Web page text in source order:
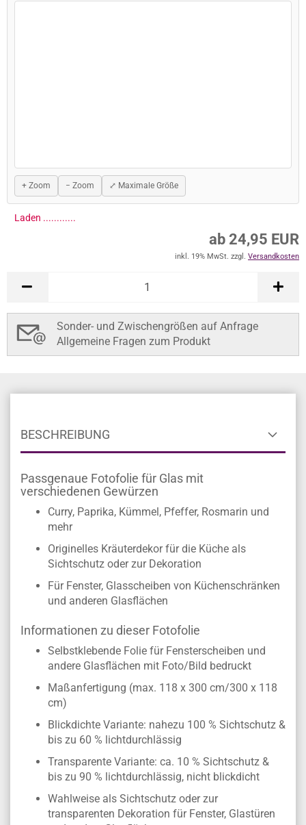
+ Zoom − Zoom ⤢ Maximale Größe
Laden .............
ab 24,95 EUR
inkl. 19% MwSt. zzgl. Versandkosten
Sonder- und Zwischengrößen auf Anfrage
Allgemeine Fragen zum Produkt
BESCHREIBUNG
Passgenaue Fotofolie für Glas mit
verschiedenen Gewürzen
Curry, Paprika, Kümmel, Pfeffer, Rosmarin und
mehr
Originelles Kräuterdekor für die Küche als
Sichtschutz oder zur Dekoration
Für Fenster, Glasscheiben von Küchenschränken
und anderen Glasflächen
Informationen zu dieser Fotofolie
Selbstklebende Folie für Fensterscheiben und
andere Glasflächen mit Foto/Bild bedruckt
Maßanfertigung (max. 118 x 300 cm/300 x 118
cm)
Blickdichte Variante: nahezu 100 % Sichtschutz &
bis zu 60 % lichtdurchlässig
Transparente Variante: ca. 10 % Sichtschutz &
bis zu 90 % lichtdurchlässig, nicht blickdicht
Wahlweise als Sichtschutz oder zur
transparenten Dekoration für Fenster, Glastüren